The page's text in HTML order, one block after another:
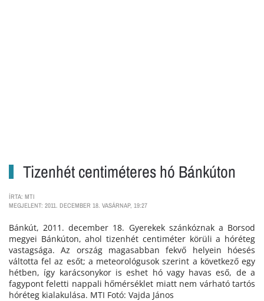
Tizenhét centiméteres hó Bánkúton
ÍRTA: MTI
MEGJELENT: 2011. DECEMBER 18. VASÁRNAP, 19:27
Bánkút, 2011. december 18. Gyerekek szánkóznak a Borsod
megyei Bánkúton, ahol tizenhét centiméter körüli a hóréteg
vastagsága. Az ország magasabban fekvő helyein hóesés
váltotta fel az esőt; a meteorológusok szerint a következő egy
hétben, így karácsonykor is eshet hó vagy havas eső, de a
fagypont feletti nappali hőmérséklet miatt nem várható tartós
hóréteg kialakulása. MTI Fotó: Vajda János